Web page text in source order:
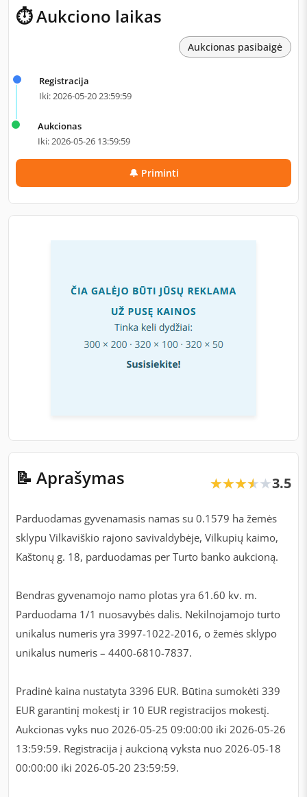
📝 Aprašymas ★★★★★
★★★★★3.5
Parduodamas gyvenamasis namas su 0.1579 ha žemės
sklypu Vilkaviškio rajono savivaldybėje, Vilkupių kaimo,
Kaštonų g. 18, parduodamas per Turto banko aukcioną.
Bendras gyvenamojo namo plotas yra 61.60 kv. m.
Parduodama 1/1 nuosavybės dalis. Nekilnojamojo turto
unikalus numeris yra 3997-1022-2016, o žemės sklypo
unikalus numeris – 4400-6810-7837.
Pradinė kaina nustatyta 3396 EUR. Būtina sumokėti 339
EUR garantinį mokestį ir 10 EUR registracijos mokestį.
Aukcionas vyks nuo 2026-05-25 09:00:00 iki 2026-05-26
13:59:59. Registracija į aukcioną vyksta nuo 2026-05-18
00:00:00 iki 2026-05-20 23:59:59.
⏱ Aukciono laikas
Aukcionas pasibaigė
Registracija
Iki: 2026-05-20 23:59:59
Aukcionas
Iki: 2026-05-26 13:59:59
🔔 Priminti